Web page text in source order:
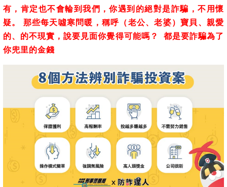
有，肯定也不會輪到我們，你遇到的絕對是詐騙，不用懷
疑。 那些每天噓寒問暖，稱呼（老公、老婆）寶貝、親愛
的、的不現實，說要見面你覺得可能嗎？ 都是要詐騙為了
你兜里的金錢